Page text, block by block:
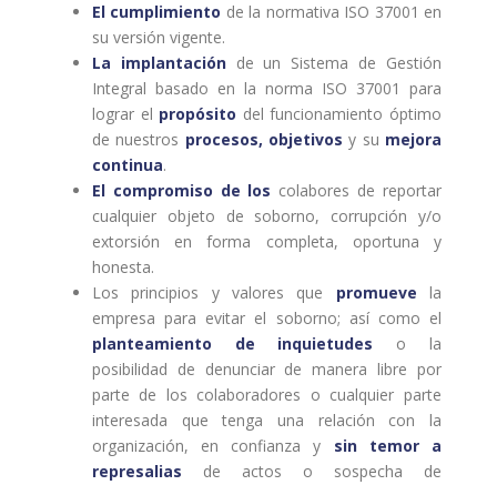
El cumplimiento de la normativa ISO 37001 en
su versión vigente.
La implantaciónde un Sistema de Gestión
Integral basado en la norma ISO 37001 para
lograr el propósito del funcionamiento óptimo
de nuestros procesos, objetivos y su mejora
continua.
El compromiso de los colabores de reportar
cualquier objeto de soborno, corrupción y/o
extorsión en forma completa, oportuna y
honesta.
Los principios y valores que promuevela
empresa para evitar el soborno; así como el
planteamiento de inquietudes o la
posibilidad de denunciar de manera libre por
parte de los colaboradores o cualquier parte
interesada que tenga una relación con la
organización, en confianza y sin temor a
represalias de actos o sospecha de